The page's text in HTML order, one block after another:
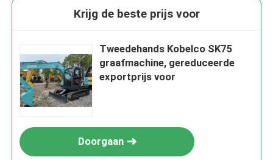
Krijg de beste prijs voor
Tweedehands Kobelco SK75
graafmachine, gereduceerde
exportprijs voor
Doorgaan